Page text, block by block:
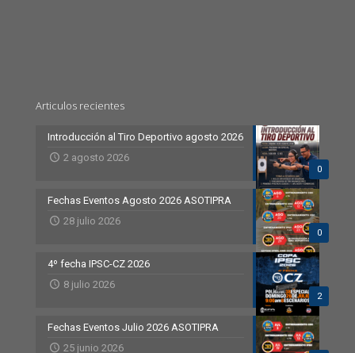
Articulos recientes
0
Introducción al Tiro Deportivo agosto 2026
2 agosto 2026
0
Fechas Eventos Agosto 2026 ASOTIPRA
28 julio 2026
2
4º fecha IPSC-CZ 2026
8 julio 2026
Fechas Eventos Julio 2026 ASOTIPRA
25 junio 2026